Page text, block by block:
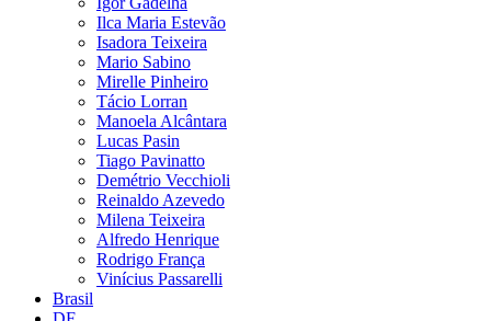
Ilca Maria Estevão
Isadora Teixeira
Mario Sabino
Mirelle Pinheiro
Tácio Lorran
Manoela Alcântara
Lucas Pasin
Tiago Pavinatto
Demétrio Vecchioli
Reinaldo Azevedo
Milena Teixeira
Alfredo Henrique
Rodrigo França
Vinícius Passarelli
Brasil